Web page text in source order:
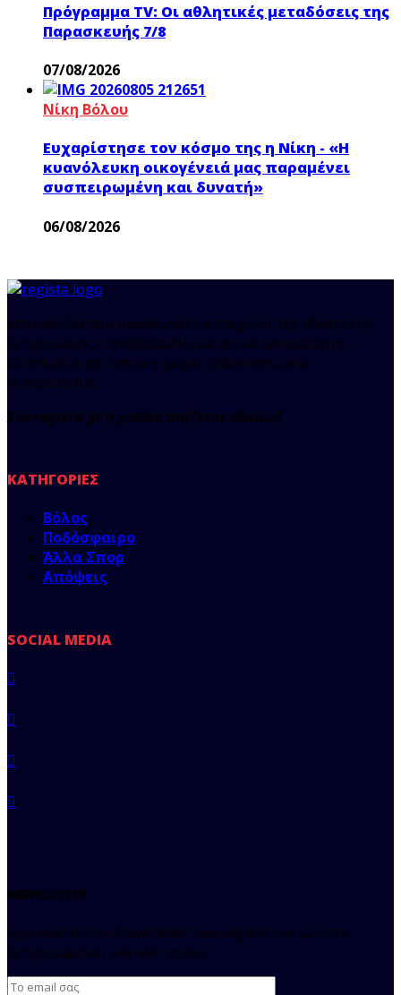
Πρόγραμμα TV: Οι αθλητικές μεταδόσεις της
Παρασκευής 7/8
07/08/2026
Νίκη Βόλου
Ευχαρίστησε τον κόσμο της η Νίκη - «Η
κυανόλευκη οικογένειά μας παραμένει
συσπειρωμένη και δυνατή»
06/08/2026
Ιστοσελίδα που οργανώνει το παιχνίδι της αθλητικής
ενημέρωσης στη Θεσσαλία, με αντικειμενικότητα,
αξιοπιστία και άποψη, χωρίς εξαρτήσεις και
αστερίσκους.
Στο regista.gr η μπάλα παίζεται αλλιώς!
ΚΑΤΗΓΟΡΊΕΣ
Βόλος
Ποδόσφαιρο
Άλλα Σπορ
Απόψεις
SOCIAL MEDIA
NEWSLETTER
Εγγραφείτε στο Newsletter του regista και μείνετε
ενημερωμένοι για όλα τα νέα.